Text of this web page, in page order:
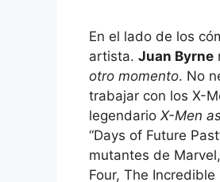
En el lado de los
artista. Juan Byrne
otro momento. No
trabajar con los X-
legendario X-Men
“Days of Future
mutantes de
Four, The